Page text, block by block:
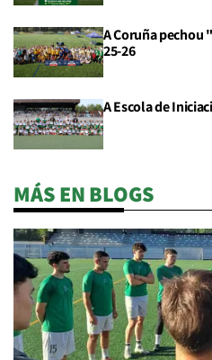
A Coruña pechou
25-26
A Escola de
MÁS EN BLOGS